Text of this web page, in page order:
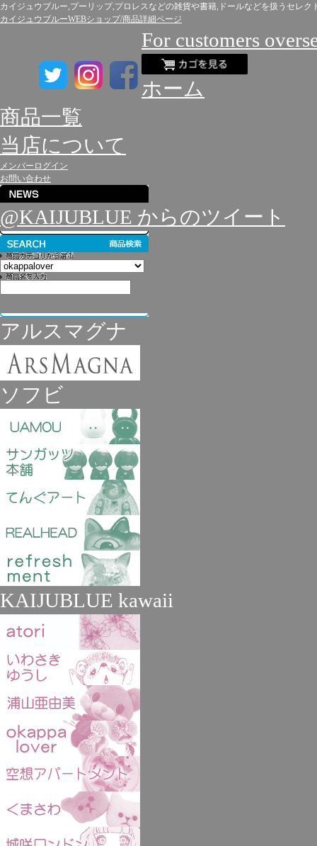
カイジュウブルー,プーリップ,プロレスなどの雑貨や書籍,ドールなどを扱うセレク
カイジュウブルーWEBショップ/商品詳細ページ
For customers
ホーム
商品一覧
当店について
メンバーログイン
お問い合わせ
@KAIJUBLUE からのツイート
アルスマグナ
ソフビ
KAIJUBLUE kawaii